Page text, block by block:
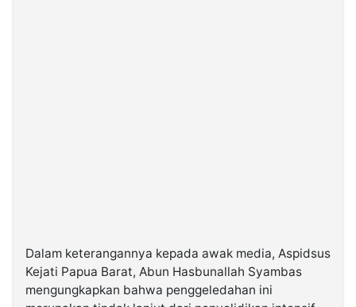
Dalam keterangannya kepada awak media, Aspidsus
Kejati Papua Barat, Abun Hasbunallah Syambas
mengungkapkan bahwa penggeledahan ini